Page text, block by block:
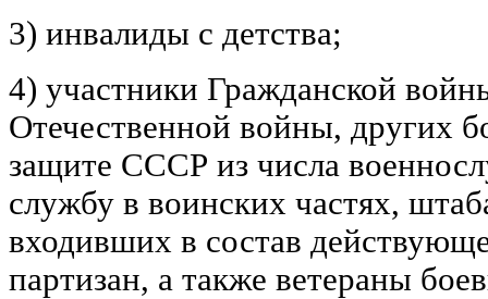
3) инвалиды с детства;
4) участники Гражданской
Отечественной войны, других
защите СССР из числа
службу в воинских частях,
входивших в состав
партизан, а также ветераны